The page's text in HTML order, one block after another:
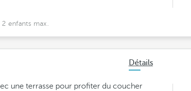
enfants max.
Détails
une terrasse pour profiter du coucher